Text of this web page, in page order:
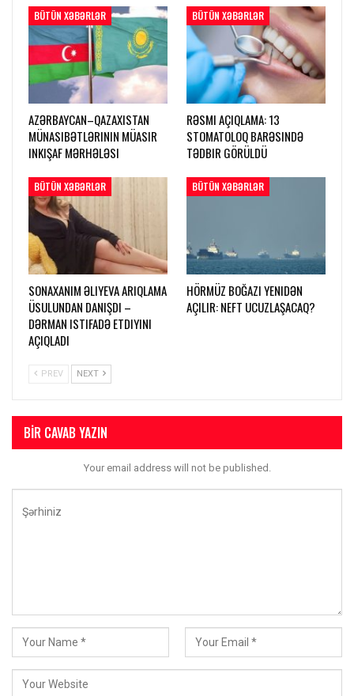
BÜTÜN XƏBƏRLƏR
AZƏRBAYCAN–QAZAXISTAN
MÜNASIBƏTLƏRININ MÜASIR
INKIŞAF MƏRHƏLƏSI
BÜTÜN XƏBƏRLƏR
RƏSMI AÇIQLAMA: 13
STOMATOLOQ BARƏSINDƏ
TƏDBIR GÖRÜLDÜ
BÜTÜN XƏBƏRLƏR
SONAXANIM ƏLIYEVA ARIQLAMA
ÜSULUNDAN DANIŞDI –
DƏRMAN ISTIFADƏ ETDIYINI
AÇIQLADI
BÜTÜN XƏBƏRLƏR
HÖRMÜZ BOĞAZI YENIDƏN
AÇILIR: NEFT UCUZLAŞACAQ?
PREV NEXT
BIR CAVAB YAZIN
Your email address will not be published.